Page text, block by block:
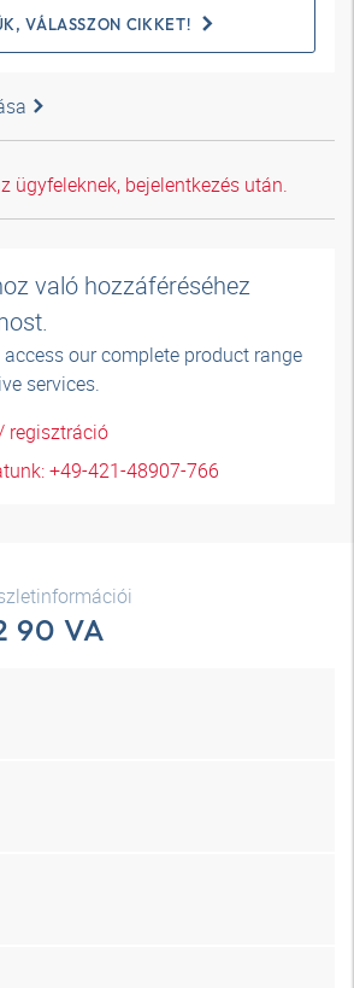
VÁLASSZON CIKKET!
ügyfeleknek, bejelentkezés után.
való hozzáféréséhez
our complete product range
services.
regisztráció
+49-421-48907-766
90 VA